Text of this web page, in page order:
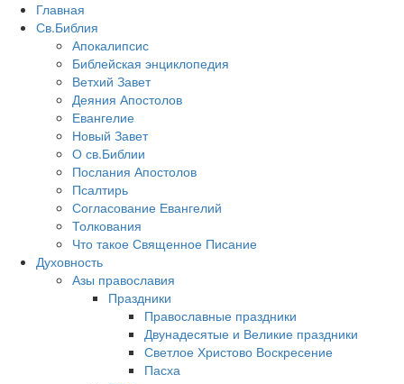
Главная
Св.Библия
Апокалипсис
Библейская энциклопедия
Ветхий Завет
Деяния Апостолов
Евангелие
Новый Завет
О св.Библии
Послания Апостолов
Псалтирь
Согласование Евангелий
Толкования
Что такое Священное Писание
Духовность
Азы православия
Праздники
Православные праздники
Двунадесятые и Великие праздники
Светлое Христово Воскресение
Пасха